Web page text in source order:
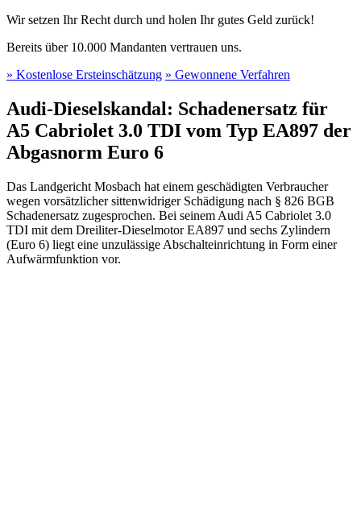
Wir setzen Ihr Recht durch und holen Ihr gutes Geld zurück!
Bereits über 10.000 Mandanten vertrauen uns.
» Kostenlose Ersteinschätzung » Gewonnene Verfahren
Audi-Dieselskandal: Schadenersatz für
A5 Cabriolet 3.0 TDI vom Typ EA897 der
Abgasnorm Euro 6
Das Landgericht Mosbach hat einem geschädigten Verbraucher
wegen vorsätzlicher sittenwidriger Schädigung nach § 826 BGB
Schadenersatz zugesprochen. Bei seinem Audi A5 Cabriolet 3.0
TDI mit dem Dreiliter-Dieselmotor EA897 und sechs Zylindern
(Euro 6) liegt eine unzulässige Abschalteinrichtung in Form einer
Aufwärmfunktion vor.